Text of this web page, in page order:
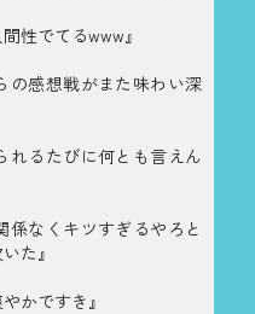
性でてるwww』
の感想戦がまた味わい深
れるたびに何とも言えん
係なくキツすぎるやろと
た』
かですき』